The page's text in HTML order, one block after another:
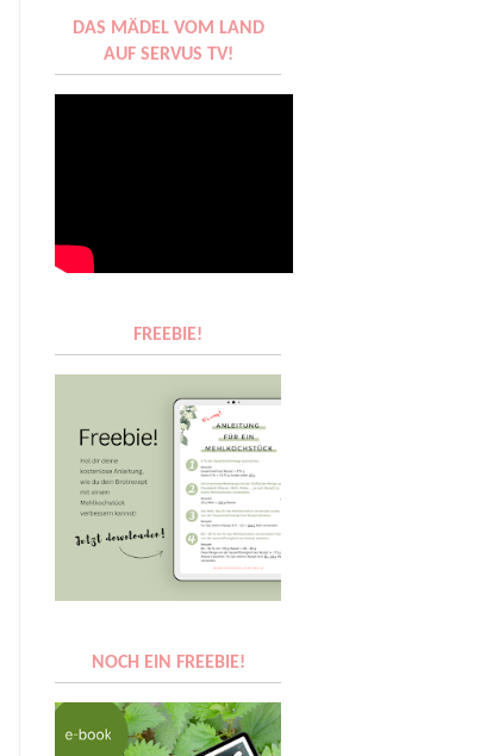
DAS MÄDEL VOM LAND
AUF SERVUS TV!
FREEBIE!
NOCH EIN FREEBIE!